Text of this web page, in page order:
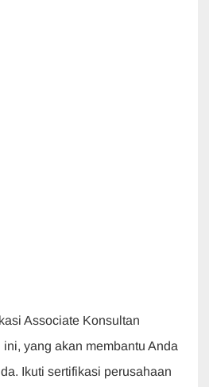
Associate Konsultan
yang akan membantu Anda
Ikuti sertifikasi perusahaan